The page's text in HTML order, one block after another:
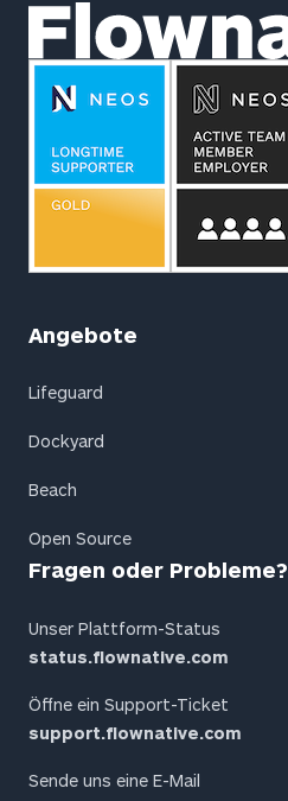
Flownative
Angebote
Lifeguard
Dockyard
Beach
Open Source
Fragen oder Probleme?
Unser Plattform-Status
status.flownative.com
Öffne ein Support-Ticket
support.flownative.com
Sende uns eine E-Mail